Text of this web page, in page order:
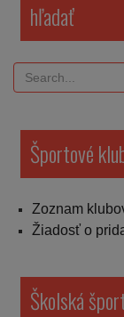
hľadať
Športové
Zoznam
Žiadosť o
Školská